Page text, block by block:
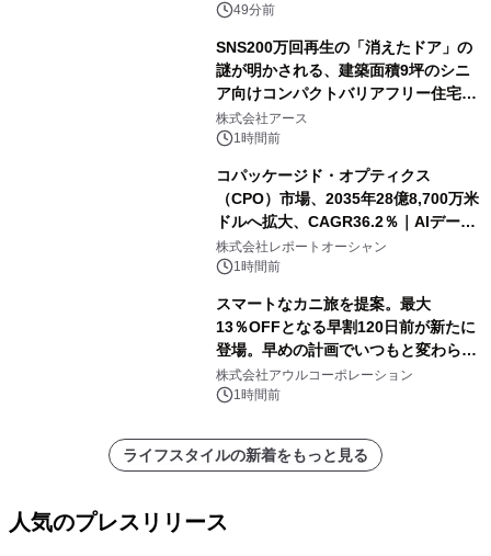
49分前
SNS200万回再生の「消えたドア」の
謎が明かされる、建築面積9坪のシニ
ア向けコンパクトバリアフリー住宅が
誕生
株式会社アース
1時間前
コパッケージド・オプティクス
（CPO）市場、2035年28億8,700万米
ドルへ拡大、CAGR36.2％｜AIデータ
センター・高速光通信需要が成長を加
速
株式会社レポートオーシャン
1時間前
スマートなカニ旅を提案。最大
13％OFFとなる早割120日前が新たに
登場。早めの計画でいつもと変わらぬ
大人の冬旅を。ー夕日ヶ浦温泉「佳松
苑 別邸ふうか」ー
株式会社アウルコーポレーション
1時間前
ライフスタイルの新着をもっと見る
人気のプレスリリース